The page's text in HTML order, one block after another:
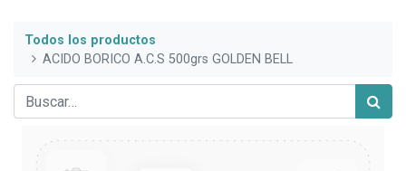
Todos los productos
ACIDO BORICO A.C.S 500grs GOLDEN BELL